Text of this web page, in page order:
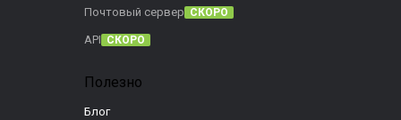
Почтовый сервер СКОРО
API СКОРО
Полезно
Блог